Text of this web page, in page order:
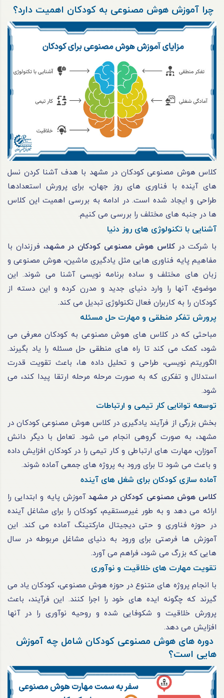
چرا آموزش هوش مصنوعی به کودکان اهمیت دارد؟
کلاس هوش مصنوعی کودکان در مشهد با هدف آشنا کردن نسل
های آینده با فناوری های روز جهان، برای پرورش استعدادها
طراحی و ایجاد شده است. در ادامه به بررسی اهمیت این کلاس
ها در جنبه های مختلف را بررسی می کنیم.
آشنایی با تکنولوژی های روز دنیا
با شرکت درکلاس هوش مصنوعی کودکان در مشهد، فرزندان با
مفاهیم پایه فناوری هایی مثل یادگیری ماشین، هوش مصنوعی و
زبان های مختلف و ساده برنامه نویسی آشنا می شوند. این
موضوع، آنها را وارد دنیای جدید و مدرن کرده و این دسته از
کودکان را به کاربران فعال تکنولوژی تبدیل می کند.
پرورش تفکر منطقی و مهارت حل مسئله
مباحثی که در کلاس های هوش مصنوعی به کودکان معرفی می
شود، کمک می کند تا راه های منطقی حل مسئله را یاد بگیرند.
الگوریتم نویسی، طراحی و تحلیل داده ها، باعث تقویت قدرت
استدلال و تفکری که به صورت مرحله مرحله ارتقا پیدا کند، می
شود.
توسعه توانایی کار تیمی و ارتباطات
بخش بزرگی از فرآیند یادگیری در کلاس هوش مصنوعی کودکان در
مشهد، به صورت گروهی انجام می شود. تعامل با دیگر دانش
آموزان، مهارت های ارتباطی و کار تیمی را در کودکان افزایش داده
و باعث می شود تا برای ورود به پروژه های جمعی آماده شوند.
آماده سازی کودکان برای شغل های آینده
کلاس هوش مصنوعی کودکان در مشهد آموزش پایه و ابتدایی را
ارائه می دهد و به طور غیرمستقیم، کودکان را برای مشاغل آینده
در حوزه فناوری و حتی دیجیتال مارکتینگ آماده می کند. این
آموزش ها فرصتی برای ورود به دنیای مشاغل مربوطه در سال
هایی که بزرگ می شود، فراهم می آورد.
تقویت مهارت های خلاقیت و نوآوری
با انجام پروژه های متنوع در حوزه هوش مصنوعی، کودکان یاد می
گیرند که چگونه ایده های خود را اجرا کنند. این فرآیند، باعث
پرورش خلاقیت و شکوفایی شده و روحیه نوآوری را در آنها
افزایش می دهد.
دوره های هوش مصنوعی کودکان شامل چه آموزش
هایی است؟